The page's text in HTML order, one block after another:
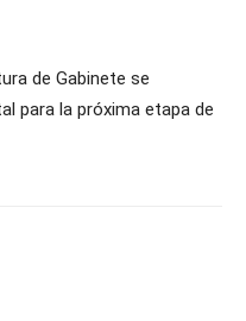
de Gabinete se
para la próxima etapa de